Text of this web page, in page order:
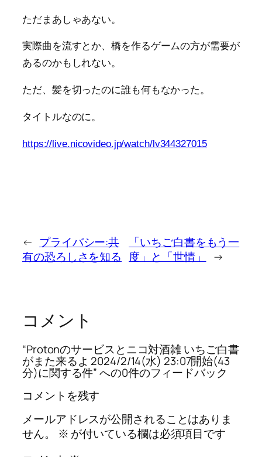
ただまあしゃあない。
実際曲を流すとか、橋を作るゲームの方が需要が
あるのかもしれない。
ただ、髪を切ったのに誰も何もなかった。
タイトルなのに。
https://live.nicovideo.jp/watch/lv344327015
← プライバシー:共
有の恐ろしさを知る
「いちご白書をもう一
度」と「世情」
→
コメント
“Protonのサービスとニコ対酒雑 いちご白書
がまた来るよ 2024/2/14(水) 23:07開始(43
分)に関する件” への0件のフィードバック
コメントを残す
メールアドレスが公開されることはありま
せん。
※ が付いている欄は必須項目です